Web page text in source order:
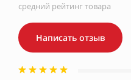
средний рейтинг товара
Написать отзыв